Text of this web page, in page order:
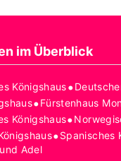
im Überblick
Königshaus•
•Fürstenhaus
Königshaus•
•Spanisches
Adel